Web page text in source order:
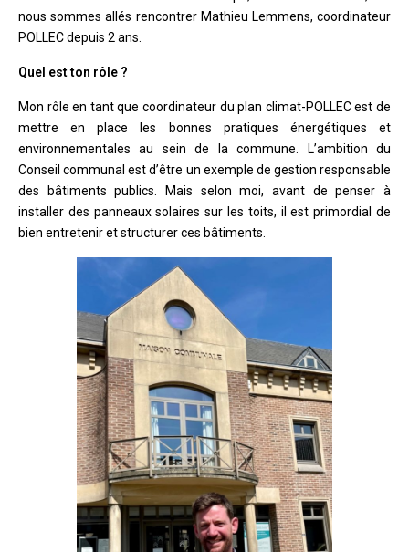
nous sommes allés rencontrer Mathieu Lemmens, coordinateur
POLLEC depuis 2 ans.
Quel est ton rôle ?
Mon rôle en tant que coordinateur du plan climat-POLLEC est de
mettre en place les bonnes pratiques énergétiques et
environnementales au sein de la commune. L’ambition du
Conseil communal est d’être un exemple de gestion responsable
des bâtiments publics. Mais selon moi, avant de penser à
installer des panneaux solaires sur les toits, il est primordial de
bien entretenir et structurer ces bâtiments.